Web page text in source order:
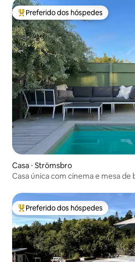
Entre os melhores preferidos dos
Preferido dos hóspedes
Casa ⋅ Strömsbro
Casa única com cinema e mesa de
Entre os melhores preferidos dos
Preferido dos hóspedes